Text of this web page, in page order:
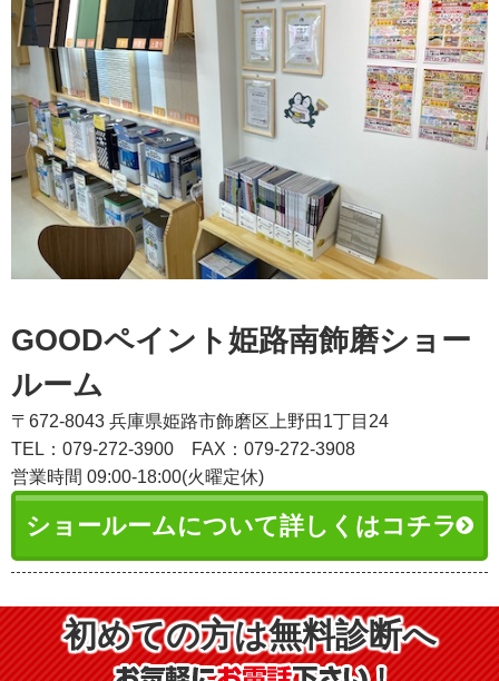
GOODペイント姫路南飾磨ショー
ルーム
〒672-8043 兵庫県姫路市飾磨区上野田1丁目24
TEL：079-272-3900
FAX：079-272-3908
営業時間 09:00-18:00(火曜定休)
ショールームについて詳しくはコチラ
初めての方は無料診断へ